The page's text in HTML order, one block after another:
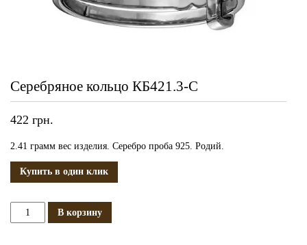
Серебряное кольцо КБ421.3-С
422 грн.
2.41 грамм вес изделия. Серебро проба 925. Родий.
Купить в один клик
КоличествоВ корзину